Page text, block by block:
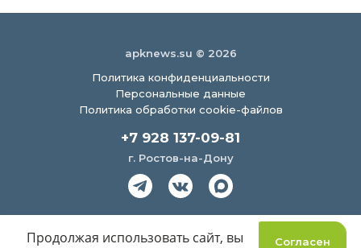
apknews.su © 2026
Политика конфиденциальности
Персональные данные
Политика обработки cookie-файлов
+7 928 137-09-81
г. Ростов-на-Дону
Согласен
Продолжая использовать сайт, вы